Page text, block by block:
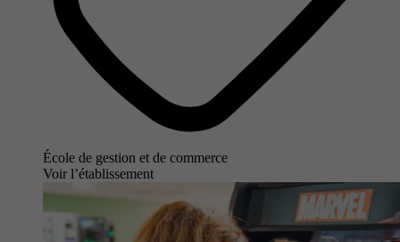
École de gestion et de commerce
Voir l’établissement